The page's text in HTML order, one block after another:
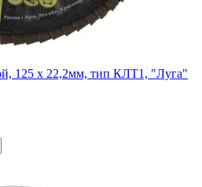
125 х 22,2мм, тип КЛТ1, "Луга"